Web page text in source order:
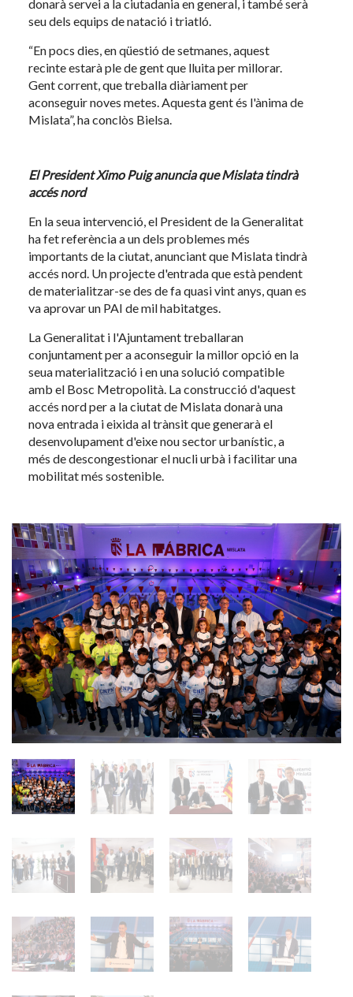
donarà servei a la ciutadania en general, i també serà
seu dels equips de natació i triatló.
“En pocs dies, en qüestió de setmanes, aquest
recinte estarà ple de gent que lluita per millorar.
Gent corrent, que treballa diàriament per
aconseguir noves metes. Aquesta gent és l'ànima de
Mislata”, ha conclòs Bielsa.
El President Ximo Puig anuncia que Mislata tindrà
accés nord
En la seua intervenció, el President de la Generalitat
ha fet referència a un dels problemes més
importants de la ciutat, anunciant que Mislata tindrà
accés nord. Un projecte d'entrada que està pendent
de materialitzar-se des de fa quasi vint anys, quan es
va aprovar un PAI de mil habitatges.
La Generalitat i l'Ajuntament treballaran
conjuntament per a aconseguir la millor opció en la
seua materialització i en una solució compatible
amb el Bosc Metropolità. La construcció d'aquest
accés nord per a la ciutat de Mislata donarà una
nova entrada i eixida al trànsit que generarà el
desenvolupament d'eixe nou sector urbanístic, a
més de descongestionar el nucli urbà i facilitar una
mobilitat més sostenible.